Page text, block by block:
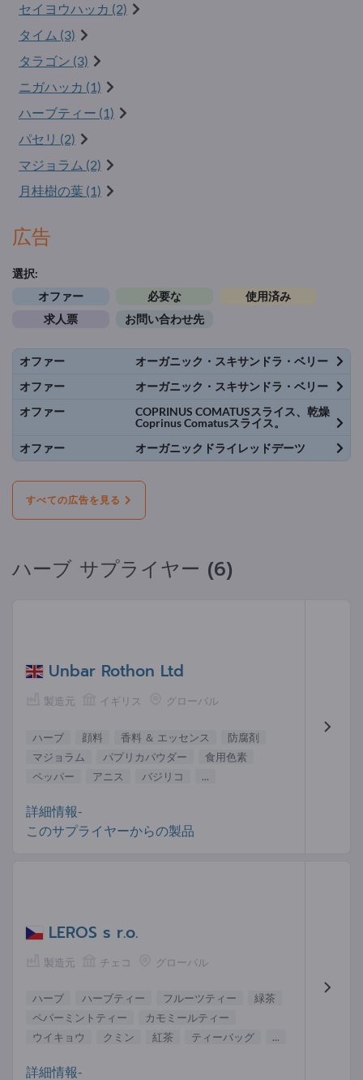
セイヨウハッカ (2)
タイム (3)
タラゴン (3)
ニガハッカ (1)
ハーブティー (1)
パセリ (2)
マジョラム (2)
月桂樹の葉 (1)
広告
選択:
オファー
必要な
使用済み
求人票
お問い合わせ先
オファー
オーガニック・スキサンドラ・ベリー
オファー
オーガニック・スキサンドラ・ベリー
オファー
COPRINUS COMATUSスライス、乾燥
Coprinus Comatusスライス。
オファー
オーガニックドライレッドデーツ
すべての広告を見る
ハーブ サプライヤー (6)
Unbar Rothon Ltd
製造元 イギリス グローバル
ハーブ 顔料 香料 ＆ エッセンス
防腐剤
マジョラム
パプリカパウダー
食用色素
ペッパー
アニス バジリコ ...
詳細情報-
このサプライヤーからの製品
LEROS s r.o.
製造元 チェコ グローバル
ハーブ ハーブティー フルーツティー
緑茶
ペパーミントティー
カモミールティー
ウイキョウ
クミン 紅茶 ティーバッグ ...
詳細情報-